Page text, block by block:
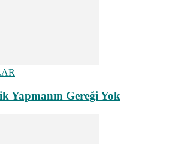
Yapmanın Gereği Yok